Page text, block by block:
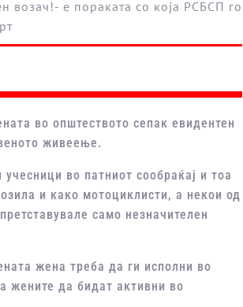
во општеството сепак евидентен
живеење.
во патниот сообраќај и тоа
и како мотоциклисти, а некои од
само незначителен
жена треба да ги исполни во
жените да бидат активни во